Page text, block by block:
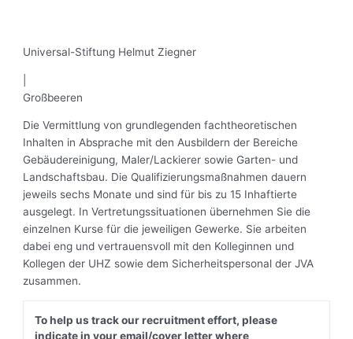
Universal-Stiftung Helmut Ziegner
Großbeeren
Die Vermittlung von grundlegenden fachtheoretischen
Inhalten in Absprache mit den Ausbildern der Bereiche
Gebäudereinigung, Maler/Lackierer sowie Garten- und
Landschaftsbau. Die Qualifizierungsmaßnahmen dauern
jeweils sechs Monate und sind für bis zu 15 Inhaftierte
ausgelegt. In Vertretungssituationen übernehmen Sie die
einzelnen Kurse für die jeweiligen Gewerke. Sie arbeiten
dabei eng und vertrauensvoll mit den Kolleginnen und
Kollegen der UHZ sowie dem Sicherheitspersonal der JVA
zusammen.
To help us track our recruitment effort, please
indicate in your email/cover letter where